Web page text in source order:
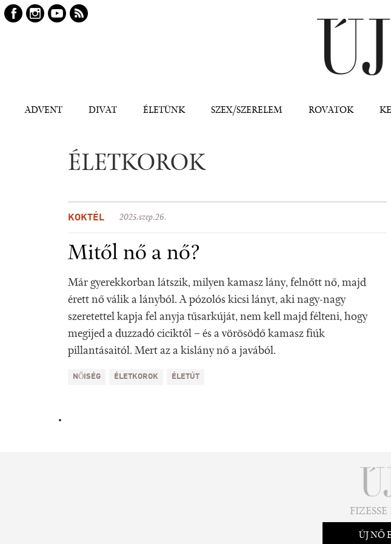
ADVENT DIVAT ÉLETÜNK SZEX/SZERELEM ROVATOK
ÉLETKOROK
KOKTÉL 2025.szep.26.
Mitől nő a nő?
Már gyerekkorban látszik, milyen kamasz lány, felnőtt nő, majd
érett nő válik a lányból. A pózolós kicsi lányt, aki nagy-nagy
szeretettel kapja fel anyja tűsarkúját, nem kell majd félteni, hogy
megijed a duzzadó ciciktől – és a vörösödő kamasz fiúk
pillantásaitól. Mert az a kislány nő a javából.
NŐISÉG ÉLETKOROK ÉLETÚT
ÚJ NŐ